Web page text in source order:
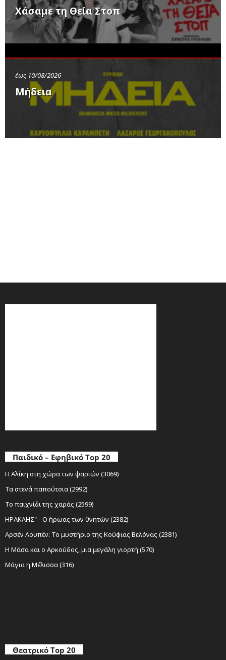
Χάσαμε τη Θεία Στοπ
έως 10/08/2026
Μήδεια
Παιδικό – Εφηβικό Top 20
Η Αλίκη στη χώρα των ψαριών (3069)
Τα στενά παπούτσια (2992)
Το παιχνίδι της χαράς (2599)
ΗΡΑΚΛΗΣ" - Ο ήρωας των θνητών (2382)
Αρσέν Λουπέν: Το μυστήριο της Κούφιας Βελόνας (2381)
Η Μάσα και ο Αρκούδος, μια μεγάλη γιορτή (570)
Μάγια η Μέλισσα (316)
Θεατρικό Top 20